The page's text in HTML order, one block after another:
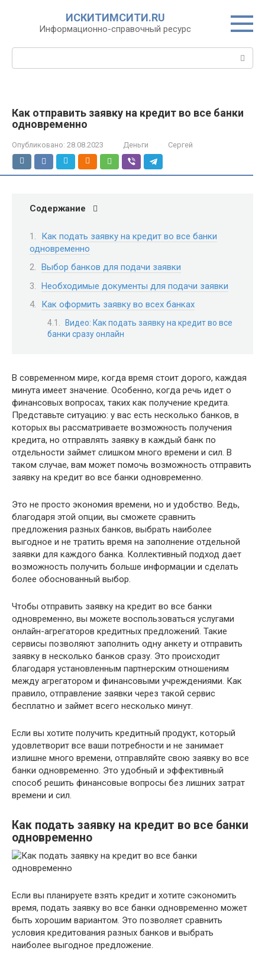
ИСКИТИМСИТИ.RU
Информационно-справочный ресурс
Как отправить заявку на кредит во все банки
одновременно
Опубликовано: 28.08.2023 Деньги Сергей
Содержание
Как подать заявку на кредит во все банки
одновременно
Выбор банков для подачи заявки
Необходимые документы для подачи заявки
Как оформить заявку во всех банках
Видео: Как подать заявку на кредит во все
банки сразу онлайн
В современном мире, когда время стоит дорого, каждая
минута имеет значение. Особенно, когда речь идет о
финансовых вопросах, таких как получение кредита.
Представьте ситуацию: у вас есть несколько банков, в
которых вы рассматриваете возможность получения
кредита, но отправлять заявку в каждый банк по
отдельности займет слишком много времени и сил. В
таком случае, вам может помочь возможность отправить
заявку на кредит во все банки одновременно.
Это не просто экономия времени, но и удобство. Ведь,
благодаря этой опции, вы сможете сравнить
предложения разных банков, выбрать наиболее
выгодное и не тратить время на заполнение отдельной
заявки для каждого банка. Коллективный подход дает
возможность получить больше информации и сделать
более обоснованный выбор.
Чтобы отправить заявку на кредит во все банки
одновременно, вы можете воспользоваться услугами
онлайн-агрегаторов кредитных предложений. Такие
сервисы позволяют заполнить одну анкету и отправить
заявку в несколько банков сразу. Это происходит
благодаря установленным партнерским отношениям
между агрегатором и финансовыми учреждениями. Как
правило, отправление заявки через такой сервис
бесплатно и займет всего несколько минут.
Если вы хотите получить кредитный продукт, который
удовлетворит все ваши потребности и не занимает
излишне много времени, отправляйте свою заявку во все
банки одновременно. Это удобный и эффективный
способ решить финансовые вопросы без лишних затрат
времени и сил.
Как подать заявку на кредит во все банки
одновременно
Если вы планируете взять кредит и хотите сэкономить
время, подать заявку во все банки одновременно может
быть хорошим вариантом. Это позволяет сравнить
условия кредитования разных банков и выбрать
наиболее выгодное предложение.